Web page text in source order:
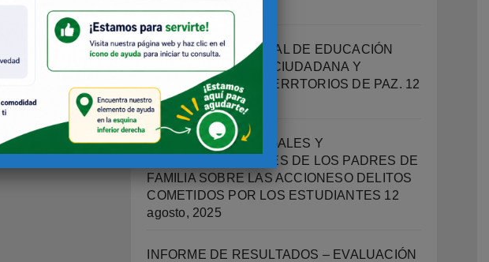
agosto, 2025
PROGRAMA INTEGRAL DE EDUCACIÓN
SOCIOEMOCIONAL, CIUDADANA Y
ESCUELAS COMO TERRTORIOS DE PAZ. 12
agosto, 2025
IMPLICACIONES LEGALES Y
RESPONSABILIDADES DE LOS PADRES DE
FAMILIA SOBRE LAS ACCIONESO DELITOS
COMETIDOS POR LOS ESTUDIANTES 12
agosto, 2025
INFORME DE RESULTADOS – EVALUACIÓN